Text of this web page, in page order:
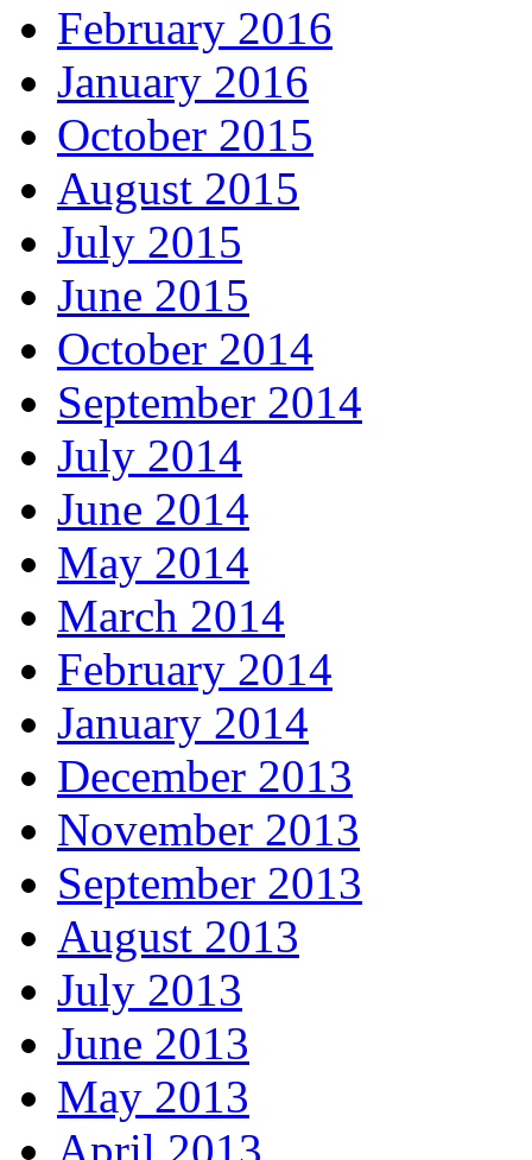
February 2016
January 2016
October 2015
August 2015
July 2015
June 2015
October 2014
September 2014
July 2014
June 2014
May 2014
March 2014
February 2014
January 2014
December 2013
November 2013
September 2013
August 2013
July 2013
June 2013
May 2013
April 2013